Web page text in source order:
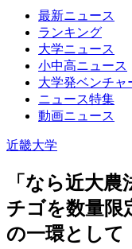
最新ニュース
ランキング
大学ニュース
小中高ニュース
大学発ベンチャ
ニュース特集
動画ニュース
近畿大学
「なら近大
チゴを数量
の一環として